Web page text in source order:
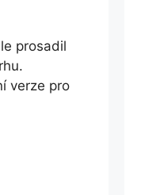
prosadil
verze pro